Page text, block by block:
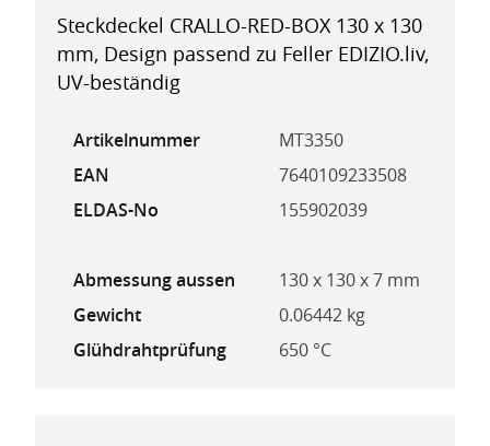
Steckdeckel CRALLO-RED-BOX 130 x 130
mm, Design passend zu Feller EDIZIO.liv,
UV-beständig
Artikelnummer
MT3350
EAN
7640109233508
ELDAS-No
155902039
Abmessung aussen
130 x 130 x 7 mm
Gewicht
0.06442 kg
Glühdrahtprüfung
650 °C